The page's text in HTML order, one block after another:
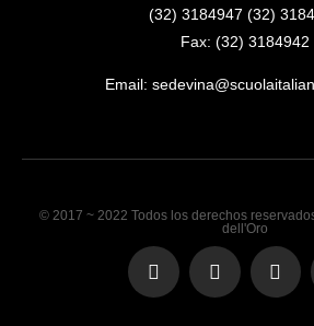
(32) 3184947 (32)
Fax: (32) 3184942
Email:
© 2017 ~ 2022 Todos los derechos
dell'Oro